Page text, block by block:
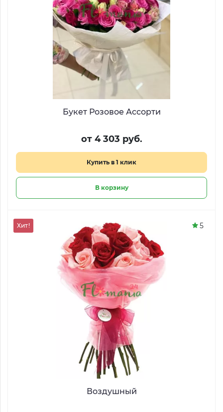
Букет Розовое Ассорти
от 4 303 руб.
Купить в 1 клик
В корзину
Воздушный
Хит! 5